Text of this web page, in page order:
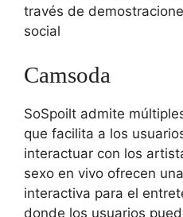
través de
social
Camsoda
SoSpoilt admite
que facilita a los
interactuar con los
sexo en vivo ofrecen
interactiva para el
donde los usuarios